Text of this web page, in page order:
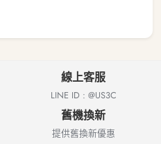
線上客服
LINE ID : @US3C
舊機換新
提供舊換新優惠